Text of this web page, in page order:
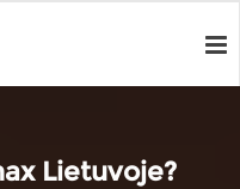
Lietuvoje?